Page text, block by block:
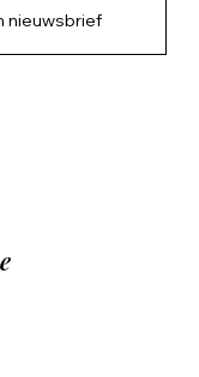
nieuwsbrief